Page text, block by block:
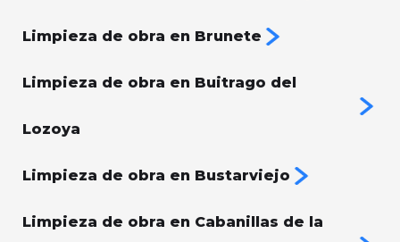
Limpieza de obra en Brunete
Limpieza de obra en Buitrago del
Lozoya
Limpieza de obra en Bustarviejo
Limpieza de obra en Cabanillas de la